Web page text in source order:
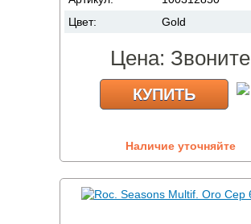
Цвет:
Gold
Цена: Звоните
КУПИТЬ
Наличие уточняйте